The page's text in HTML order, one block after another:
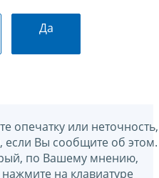
Да
опечатку или неточность,
Вы сообщите об этом.
по Вашему мнению,
на клавиатуре